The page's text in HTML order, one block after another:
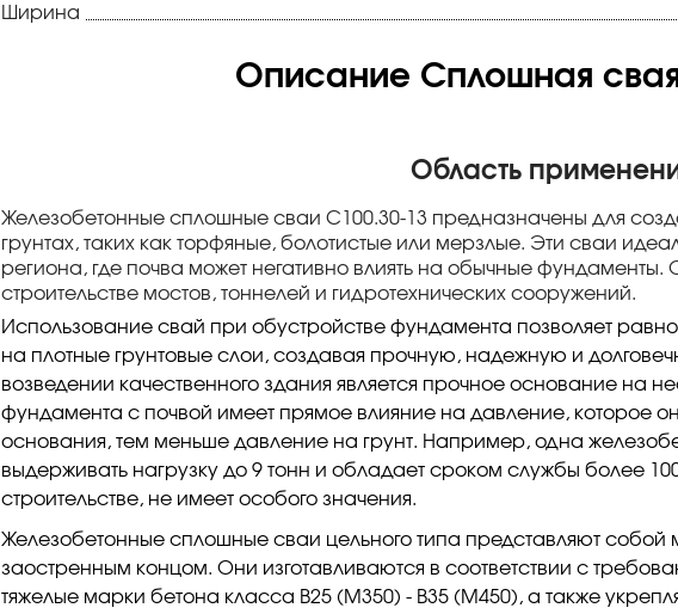
Ширина
Описание Сплошная
Область
Железобетонные сплошные сваи С100.30-13 предназначены для
грунтах, таких как торфяные, болотистые или мерзлые. Эти сваи
региона, где почва может негативно влиять на обычные
строительстве мостов, тоннелей и гидротехнических сооружений.
Использование свай при обустройстве фундамента позволяет
на плотные грунтовые слои, создавая прочную, надежную и
возведении качественного здания является прочное основание на
фундамента с почвой имеет прямое влияние на давление, которое
основания, тем меньше давление на грунт. Например, одна
выдерживать нагрузку до 9 тонн и обладает сроком службы более
строительстве, не имеет особого значения.
Железобетонные сплошные сваи цельного типа представляют
заостренным концом. Они изготавливаются в соответствии с
тяжелые марки бетона класса В25 (М350) - В35 (М450), а также